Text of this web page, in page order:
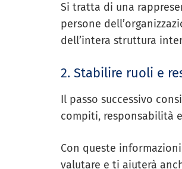
Si tratta di una
persone
dell’intera struttura
2. Stabilire ruoli e
Il passo successivo
compiti, responsabilità
Con queste
valutare e ti aiuterà